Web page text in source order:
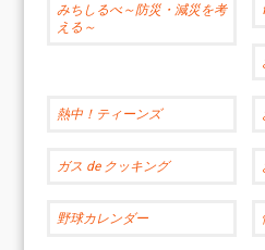
みちしるべ～防災・減災を考
える～
熱中！ティーンズ
ガス de クッキング
野球カレンダー